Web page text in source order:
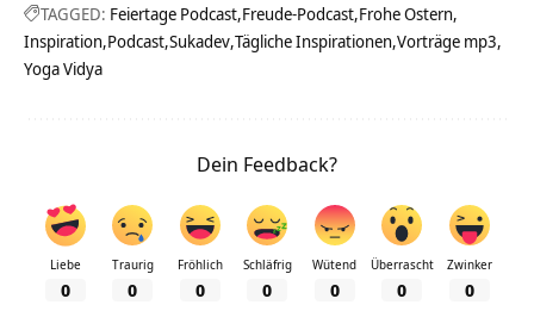
TAGGED: Feiertage Podcast Freude-Podcast Frohe Ostern
Inspiration Podcast Sukadev Tägliche Inspirationen Vorträge mp3
Yoga Vidya
Dein Feedback?
Liebe
0
Traurig
0
Fröhlich
0
Schläfrig
0
Wütend
0
Überrascht
0
Zwinker
0